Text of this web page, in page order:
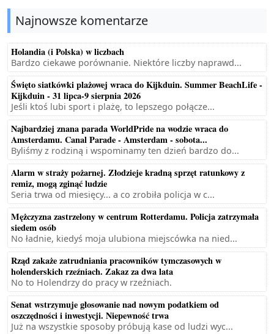
Najnowsze komentarze
Holandia (i Polska) w liczbach
Bardzo ciekawe porównanie. Niektóre liczby naprawd...
Święto siatkówki plażowej wraca do Kijkduin. Summer BeachLife -
Kijkduin - 31 lipca-9 sierpnia 2026
Jeśli ktoś lubi sport i plażę, to lepszego połącze...
Najbardziej znana parada WorldPride na wodzie wraca do
Amsterdamu. Canal Parade - Amsterdam - sobota...
Byliśmy z rodziną i wspominamy ten dzień bardzo do...
Alarm w straży pożarnej. Złodzieje kradną sprzęt ratunkowy z
remiz, mogą zginąć ludzie
Seria trwa od miesięcy... a co zrobiła policja w c...
Mężczyzna zastrzelony w centrum Rotterdamu. Policja zatrzymała
siedem osób
No ładnie, kiedyś moja ulubiona miejscówka na nied...
Rząd zakaże zatrudniania pracowników tymczasowych w
holenderskich rzeźniach. Zakaz za dwa lata
No to Holendrzy do pracy w rzeźniach.
Senat wstrzymuje głosowanie nad nowym podatkiem od
oszczędności i inwestycji. Niepewność trwa
Już na wszystkie sposoby próbują kase od ludzi wyc...